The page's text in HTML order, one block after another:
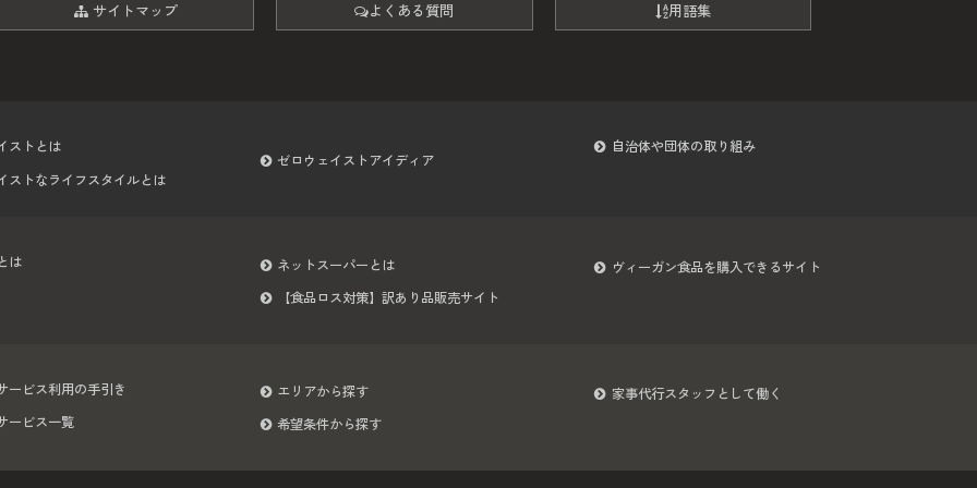
サイトマップ よくある質問 用語集
ストとは
ストなライフスタイルとは
ゼロウェイストアイディア
自治体や団体の取り組み
は
ネットスーパーとは
【食品ロス対策】訳あり品販売サイト
ヴィーガン食品を購入できるサイト
ービス利用の手引き
ービス一覧
エリアから探す
希望条件から探す
家事代行スタッフとして働く